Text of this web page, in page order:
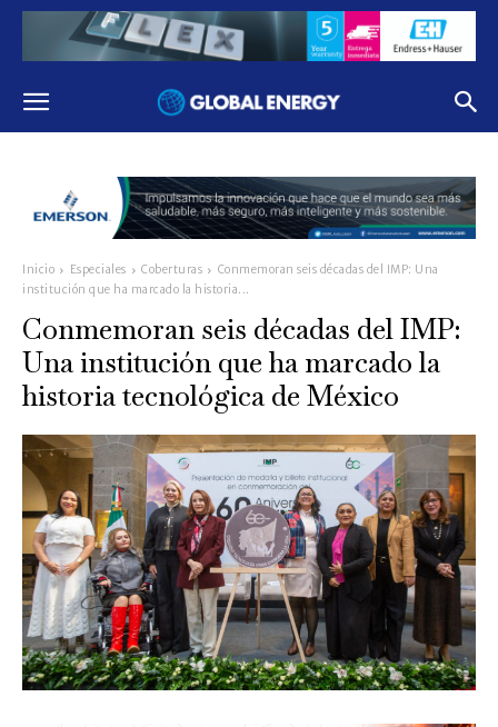
Inicio Especiales Coberturas
Conmemoran seis décadas del IMP: Una
institución que ha marcado la historia...
Conmemoran seis décadas del IMP:
Una institución que ha marcado la
historia tecnológica de México